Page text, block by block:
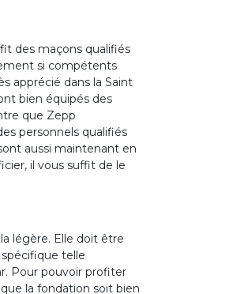
des maçons qualifiés
si compétents
apprécié dans la Saint
bien équipés des
que Zepp
personnels qualifiés
aussi maintenant en
il vous suffit de le
légère. Elle doit être
telle
Pour pouvoir profiter
la fondation soit bien